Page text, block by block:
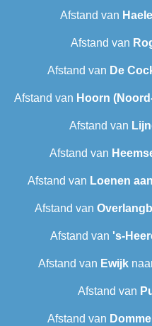
Afstand van
Afstand van
Afstand van De
Afstand van Hoorn
Afstand van
Afstand van
Afstand van Loenen
Afstand van
Afstand van 's-
Afstand van Ewijk
Afstand van
Afstand van